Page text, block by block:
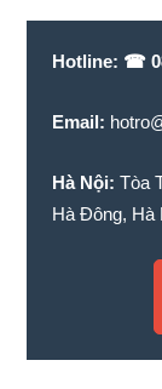
dung...
Hotline: ☎
Email:
Hà Nội: Tòa
Hà Đông, Hà